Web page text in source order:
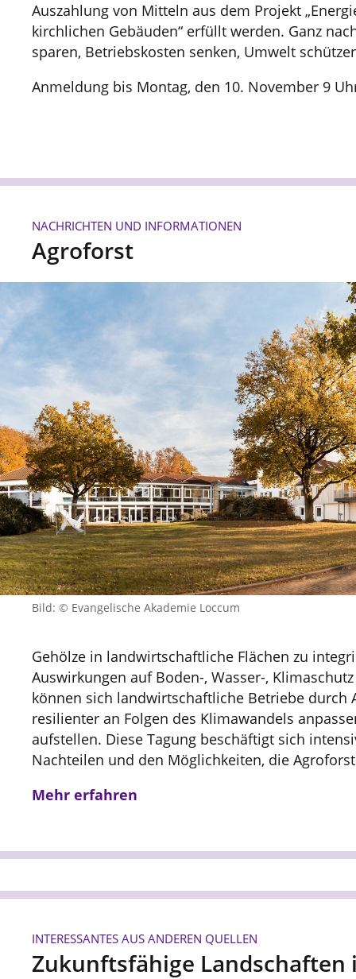
Auszahlung von Mitteln aus dem Projekt
kirchlichen Gebäuden“ erfüllt werden. Ganz
sparen, Betriebskosten senken, Umwelt
Anmeldung bis Montag, den 10. November 9
NACHRICHTEN UND INFORMATIONEN
Agroforst
Bild: © Evangelische Akademie Loccum
Gehölze in landwirtschaftliche Flächen zu
Auswirkungen auf Boden-, Wasser-,
können sich landwirtschaftliche Betriebe durch
resilienter an Folgen des Klimawandels
aufstellen. Diese Tagung beschäftigt sich
Nachteilen und den Möglichkeiten, die
Mehr erfahren
INTERESSANTES AUS ANDEREN QUELLEN
Zukunftsfähige Landschaften